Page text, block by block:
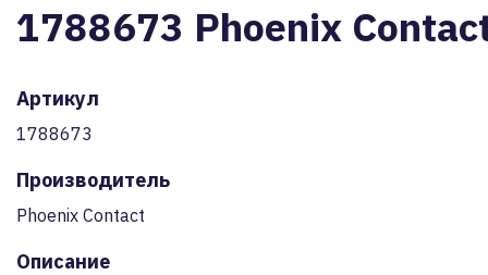
1788673 Phoenix
Артикул
1788673
Производитель
Phoenix Contact
Описание